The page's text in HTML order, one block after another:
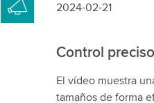
2024-02-21
Control
El vídeo muestra
tamaños de forma